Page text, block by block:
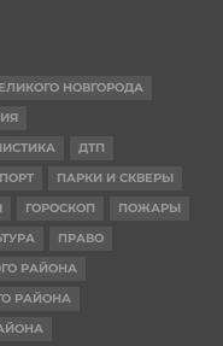
НОВГОРОДА
ДТП
ПАРКИ И СКВЕРЫ
ГОРОСКОП
ПОЖАРЫ
ПРАВО
РАЙОНА
РАЙОНА